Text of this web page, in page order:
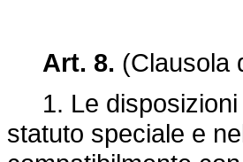
Art. 8. (Clausola
1. Le disposizioni
statuto speciale e